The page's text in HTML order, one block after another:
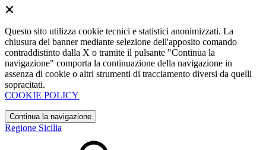
Questo sito utilizza cookie tecnici e statistici anonimizzati. La
chiusura del banner mediante selezione dell'apposito comando
contraddistinto dalla X o tramite il pulsante "Continua la
navigazione" comporta la continuazione della navigazione in
assenza di cookie o altri strumenti di tracciamento diversi da quelli
sopracitati.
COOKIE POLICY
Continua la navigazione
Regione Sicilia